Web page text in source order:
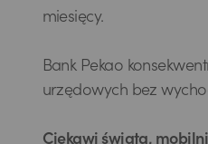
miesięcy.
Bank Pekao
urzędowych bez
Ciekawi świata,